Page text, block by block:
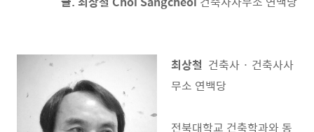
최상철 건축사 · 건축사사
무소 연백당
전북대학교 건축학과와 동